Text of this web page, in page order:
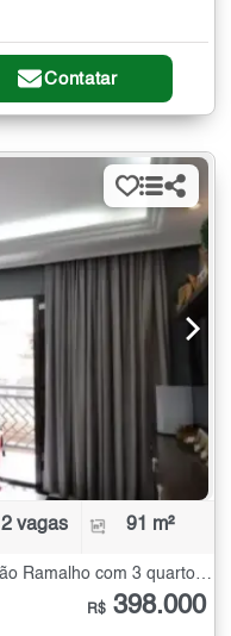
Contatar
2 vagas 91 m²
Apartamento à Venda no Parque João Ramalho com 3 quartos - 91 m²
R$ 398.000